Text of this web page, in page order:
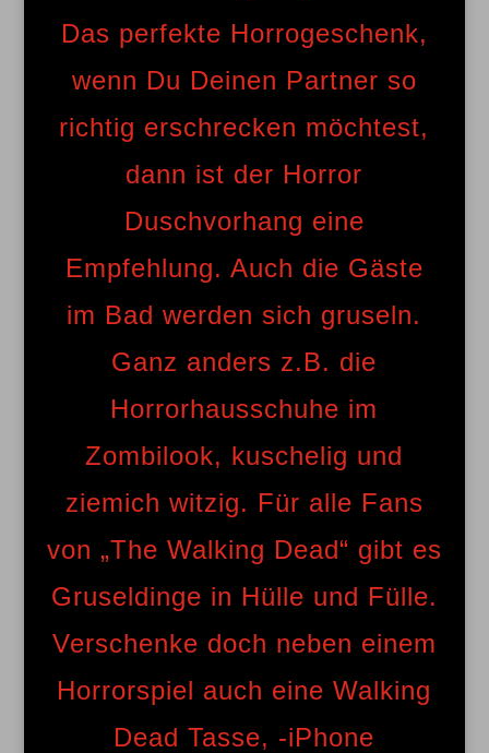
Das perfekte Horrogeschenk,
wenn Du Deinen Partner so
richtig erschrecken möchtest,
dann ist der Horror
Duschvorhang eine
Empfehlung. Auch die Gäste
im Bad werden sich gruseln.
Ganz anders z.B. die
Horrorhausschuhe im
Zombilook, kuschelig und
ziemich witzig. Für alle Fans
von „The Walking Dead“ gibt es
Gruseldinge in Hülle und Fülle.
Verschenke doch neben einem
Horrorspiel auch eine Walking
Dead Tasse, -iPhone